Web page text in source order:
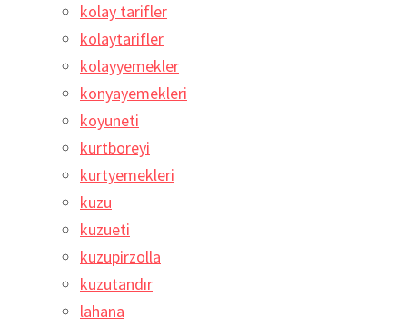
kolay tarifler
kolaytarifler
kolayyemekler
konyayemekleri
koyuneti
kurtboreyi
kurtyemekleri
kuzu
kuzueti
kuzupirzolla
kuzutandır
lahana